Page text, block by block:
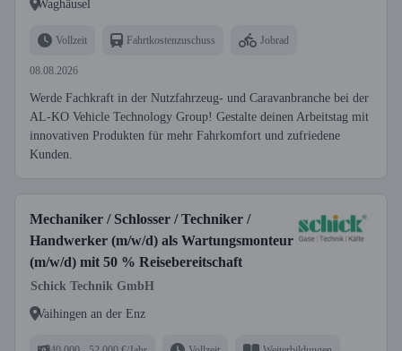
Waghäusel
Vollzeit Fahrtkostenzuschuss Jobrad
08.08.2026
Werde Fachkraft in der Nutzfahrzeug- und Caravanbranche bei der
AL-KO Vehicle Technology Group! Gestalte deinen Arbeitstag mit
innovativen Produkten für mehr Fahrkomfort und zufriedene
Kunden.
Mechaniker / Schlosser / Techniker /
Handwerker (m/w/d) als Wartungsmonteur
(m/w/d) mit 50 % Reisebereitschaft
Schick Technik GmbH
Vaihingen an der Enz